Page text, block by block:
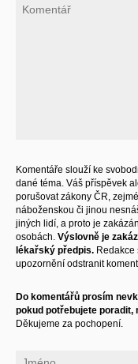
Komentáře slouží ke
dané téma. Váš příspěvek
porušovat zákony ČR,
náboženskou či jinou
jiných lidí, a proto je
osobách. Výslovně je
lékařský předpis. Redakce
upozornění odstranit
Do komentářů prosím
pokud potřebujete poradit,
Děkujeme za pochopení.